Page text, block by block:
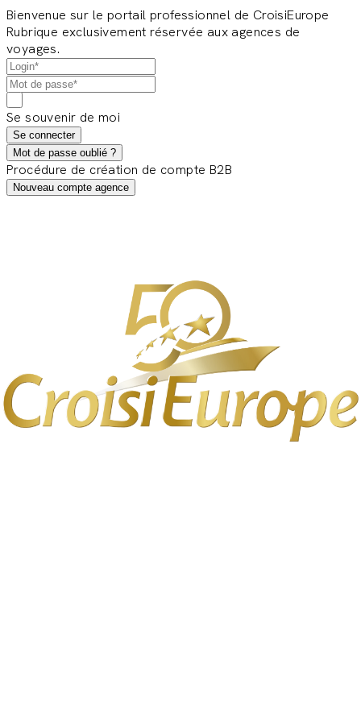
Bienvenue sur le portail professionnel de CroisiEurope
Rubrique exclusivement réservée aux agences de
voyages.
Se souvenir de moi
Se connecter
Mot de passe oublié ?
Procédure de création de compte B2B
Nouveau compte agence